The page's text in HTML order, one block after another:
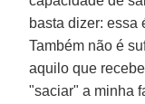
basta dizer: essa
Também não é
aquilo que
"saciar" a minha